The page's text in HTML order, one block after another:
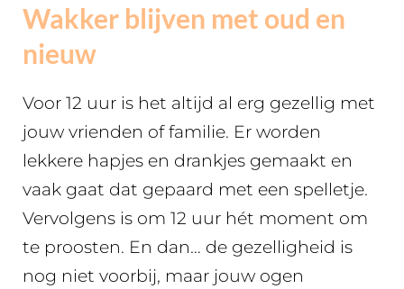
Wakker blijven met oud en
nieuw
Voor 12 uur is het altijd al erg gezellig met
jouw vrienden of familie. Er worden
lekkere hapjes en drankjes gemaakt en
vaak gaat dat gepaard met een spelletje.
Vervolgens is om 12 uur hét moment om
te proosten. En dan… de gezelligheid is
nog niet voorbij, maar jouw ogen